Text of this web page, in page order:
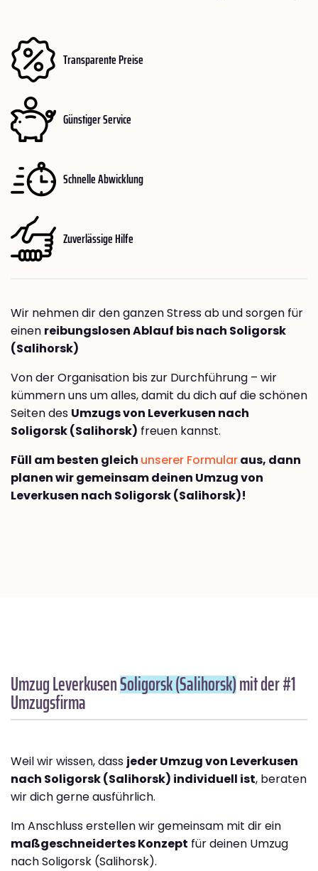
Transparente Preise
Günstiger Service
Schnelle Abwicklung
Zuverlässige Hilfe
Wir nehmen dir den ganzen Stress ab und sorgen für
einen reibungslosen Ablauf bis nach Soligorsk
(Salihorsk)
Von der Organisation bis zur Durchführung – wir
kümmern uns um alles, damit du dich auf die schönen
Seiten des Umzugs von Leverkusen nach
Soligorsk (Salihorsk) freuen kannst.
Füll am besten gleich unserer Formularaus, dann
planen wir gemeinsam deinen Umzug von
Leverkusen nach Soligorsk (Salihorsk)!
Umzug LeverkusenSoligorsk (Salihorsk)mit der #1
Umzugsfirma
Weil wir wissen, dass jeder Umzug von Leverkusen
nach Soligorsk (Salihorsk) individuell ist, beraten
wir dich gerne ausführlich.
Im Anschluss erstellen wir gemeinsam mit dir ein
maßgeschneidertes Konzept für deinen Umzug
nach Soligorsk (Salihorsk).